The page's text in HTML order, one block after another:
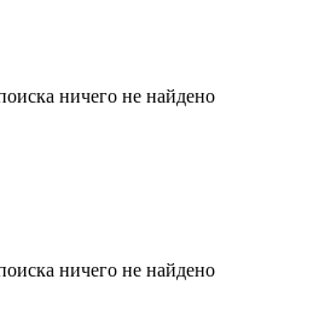
ничего не найдено
ничего не найдено